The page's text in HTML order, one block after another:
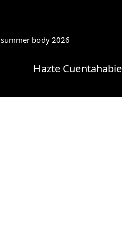
Hazte
summer body 2026